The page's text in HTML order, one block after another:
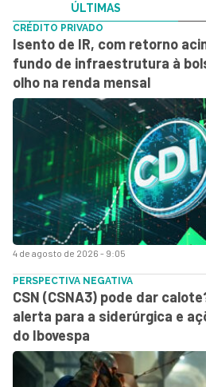
ÚLTIMAS
4 de agosto de 2026 - 9:05
CRÉDITO PRIVADO
Isento de IR, com retorno
fundo de infraestrutura à
olho na renda mensal
PERSPECTIVA NEGATIVA
CSN (CSNA3) pode dar
alerta para a siderúrgica e
do Ibovespa